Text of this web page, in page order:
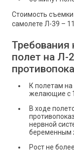
Стоимость
самолете Л-39 –
полет на Л-
К полетам
желающие с
В ходе
нервной
беременным
Рост не